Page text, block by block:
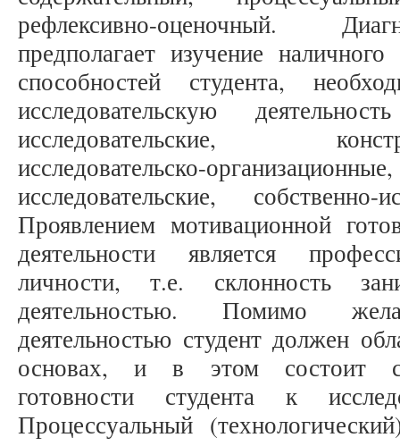
рефлексивно-оценочный.
предполагает изучение
способностей студента,
исследовательскую
исследовательские,
исследовательско-
исследовательские, собственно-
Проявлением мотивационной
деятельности является
личности, т.е. склонность
деятельностью. Помимо
деятельностью студент должен
основах, и в этом состоит
готовности студента к
Процессуальный